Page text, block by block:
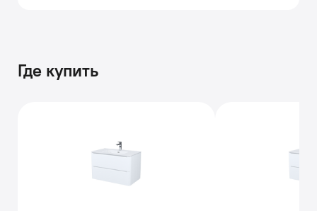
Где купить